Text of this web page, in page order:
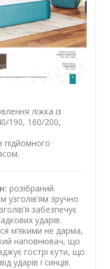
ліжка із
190, 160/200,
розібраний
узголів’ям зручно
забезпечує
ударів.
м’якими не дарма,
наповнювач, що
гострі кути, що
ударів і синців.